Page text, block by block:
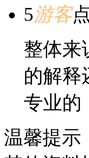
5游客
整体来
的解释
专业的
温馨提示